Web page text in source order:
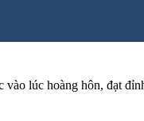
vào lúc hoàng hôn, đạt